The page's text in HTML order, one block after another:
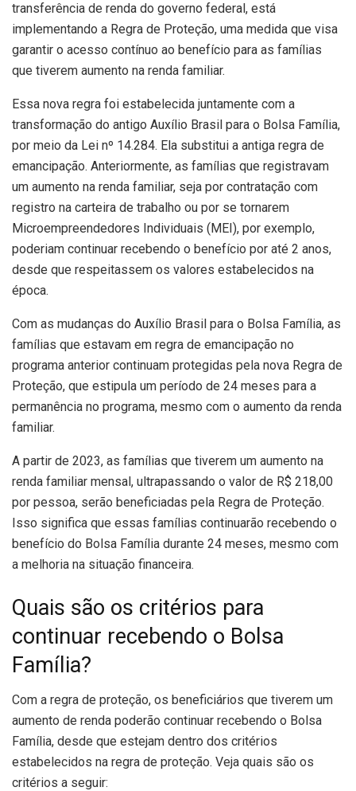
transferência de renda do governo federal, está
implementando a Regra de Proteção, uma medida que visa
garantir o acesso contínuo ao benefício para as famílias
que tiverem aumento na renda familiar.
Essa nova regra foi estabelecida juntamente com a
transformação do antigo Auxílio Brasil para o Bolsa Família,
por meio da Lei nº 14.284. Ela substitui a antiga regra de
emancipação. Anteriormente, as famílias que registravam
um aumento na renda familiar, seja por contratação com
registro na carteira de trabalho ou por se tornarem
Microempreendedores Individuais (MEI), por exemplo,
poderiam continuar recebendo o benefício por até 2 anos,
desde que respeitassem os valores estabelecidos na
época.
Com as mudanças do Auxílio Brasil para o Bolsa Família, as
famílias que estavam em regra de emancipação no
programa anterior continuam protegidas pela nova Regra de
Proteção, que estipula um período de 24 meses para a
permanência no programa, mesmo com o aumento da renda
familiar.
A partir de 2023, as famílias que tiverem um aumento na
renda familiar mensal, ultrapassando o valor de R$ 218,00
por pessoa, serão beneficiadas pela Regra de Proteção.
Isso significa que essas famílias continuarão recebendo o
benefício do Bolsa Família durante 24 meses, mesmo com
a melhoria na situação financeira.
Quais são os critérios para
continuar recebendo o Bolsa
Família?
Com a regra de proteção, os beneficiários que tiverem um
aumento de renda poderão continuar recebendo o Bolsa
Família, desde que estejam dentro dos critérios
estabelecidos na regra de proteção. Veja quais são os
critérios a seguir: